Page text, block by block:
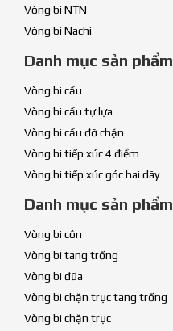
Vòng bi NTN
Vòng bi Nachi
Danh mục sản phẩm
Vòng bi cầu
Vòng bi cầu tự lựa
Vòng bi cầu đỡ chặn
Vòng bi tiếp xúc 4 điểm
Vòng bi tiếp xúc góc hai dãy
Danh mục sản phẩm
Vòng bi côn
Vòng bi tang trống
Vòng bi đũa
Vòng bi chặn trục tang trống
Vòng bi chặn trục